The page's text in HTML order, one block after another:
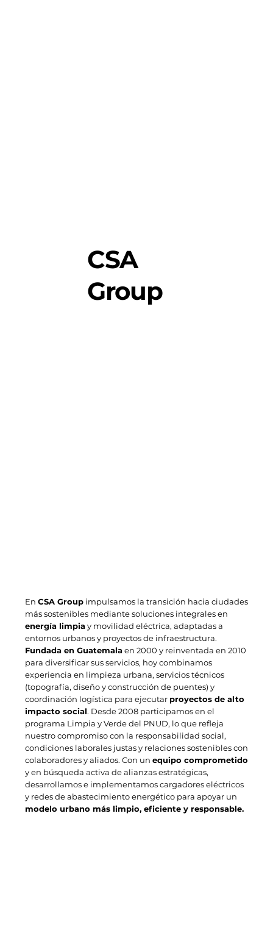
CSA
Group
En CSA Groupimpulsamos la transición hacia ciudades
más sostenibles mediante soluciones integrales en
energía limpiay movilidad eléctrica, adaptadas a
entornos urbanos y proyectos de infraestructura.
Fundada en Guatemalaen 2000 y reinventada en 2010
para diversificar sus servicios, hoy combinamos
experiencia en limpieza urbana, servicios técnicos
(topografía, diseño y construcción de puentes) y
coordinación logística para ejecutar proyectos de alto
impacto social. Desde 2008 participamos en el
programa Limpia y Verde del PNUD, lo que refleja
nuestro compromiso con la responsabilidad social,
condiciones laborales justas y relaciones sostenibles con
colaboradores y aliados. Con un equipo comprometido
y en búsqueda activa de alianzas estratégicas,
desarrollamos e implementamos cargadores eléctricos
y redes de abastecimiento energético para apoyar un
modelo urbano más limpio, eficiente y responsable.